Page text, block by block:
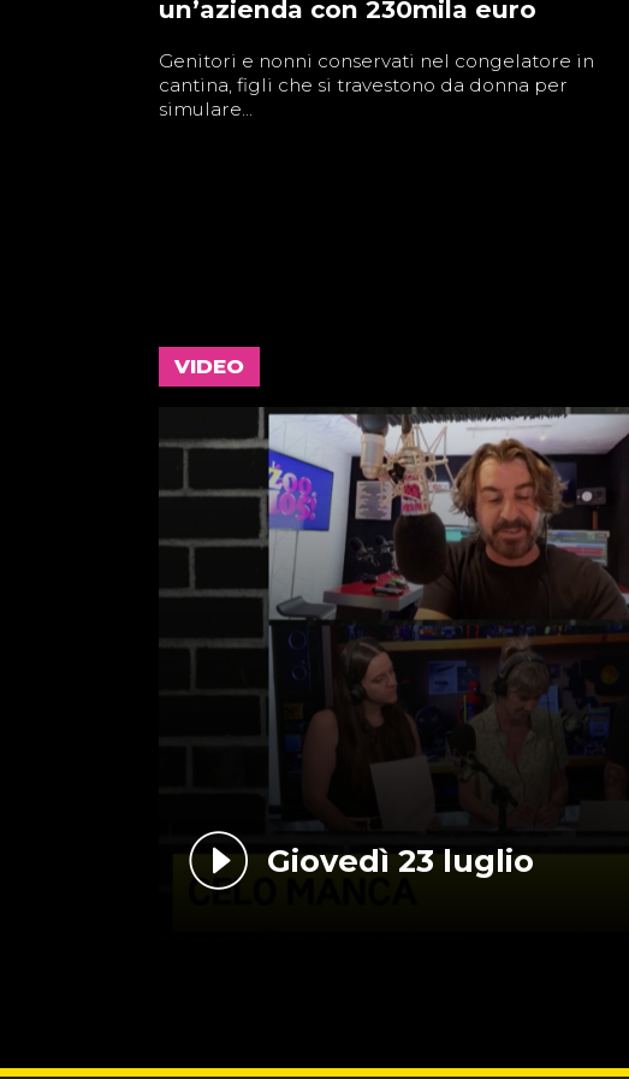
un’azienda con 230mila euro
Genitori e nonni conservati nel congelatore in
cantina, figli che si travestono da donna per
simulare...
VIDEO
Giovedì 23 luglio